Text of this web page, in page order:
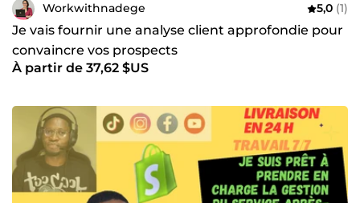
Workwithnadege 5,0 (1)
Je vais fournir une analyse client approfondie pour
convaincre vos prospects
À partir de 37,62 $US